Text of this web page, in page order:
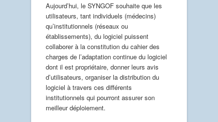
Aujourd’hui, le SYNGOF souhaite que les
utilisateurs, tant individuels (médecins)
qu’institutionnels (réseaux ou
établissements), du logiciel puissent
collaborer à la constitution du cahier des
charges de l’adaptation continue du logiciel
dont il est propriétaire, donner leurs avis
d’utilisateurs, organiser la distribution du
logiciel à travers ces différents
institutionnels qui pourront assurer son
meilleur déploiement.